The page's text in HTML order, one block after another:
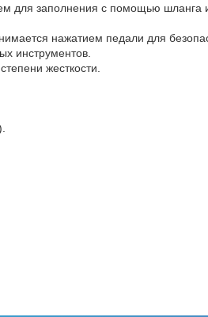
для заполнения с помощью шланга
нажатием педали для
инструментов.
жесткости.